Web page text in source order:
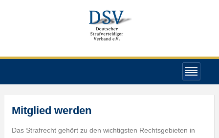
Mitglied werden
Das Strafrecht gehört zu den wichtigsten Rechtsgebieten in